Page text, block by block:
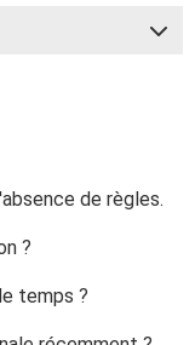
de règles.
?
temps ?